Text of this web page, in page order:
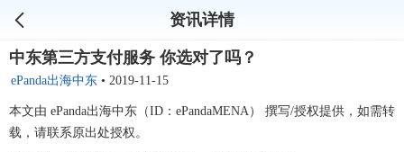
资讯详情
中东第三方支付服务 你选对了吗？
ePanda出海中东 • 2019-11-15
本文由 ePanda出海中东（ID：ePandaMENA） 撰写/授权提供，如需转
载，请联系原出处授权。